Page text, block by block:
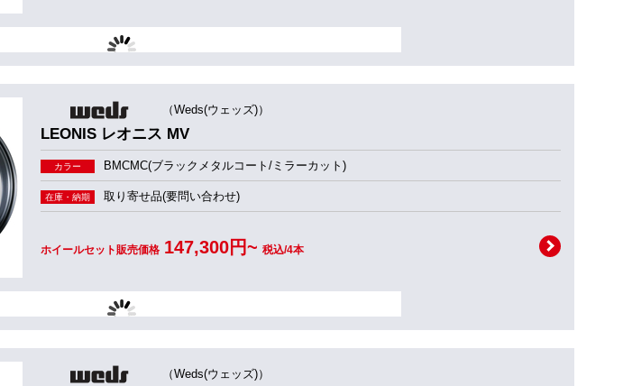
（Weds(ウェッズ)）
LEONIS レオニス MV
カラー BMCMC(ブラックメタルコート/ミラーカット)
在庫・納期 取り寄せ品(要問い合わせ)
ホイールセット販売価格 147,300円~ 税込/4本
（Weds(ウェッズ)）